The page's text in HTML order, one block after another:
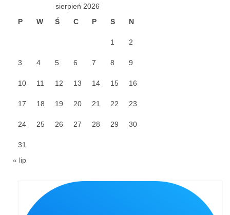
Galerie 2024
Niedziela Palmowa 24.03.2024
Wigilia Paschalna 30.03.2024
Galerie 2022
sierpień 2026
P
W Ś C P S N
1 2
3 4 5 6 7 8 9
10 11 12 13 14 15 16
17 18 19 20 21 22 23
24 25 26 27 28 29 30
31
« lip